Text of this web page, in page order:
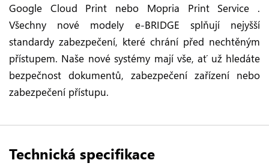
Google Cloud Print nebo Mopria Print Service .
Všechny nové modely e-BRIDGE splňují nejyšší
standardy zabezpečení, které chrání před nechtěným
přístupem. Naše nové systémy mají vše, ať už hledáte
bezpečnost dokumentů, zabezpečení zařízení nebo
zabezpečení přístupu.
Technická specifikace